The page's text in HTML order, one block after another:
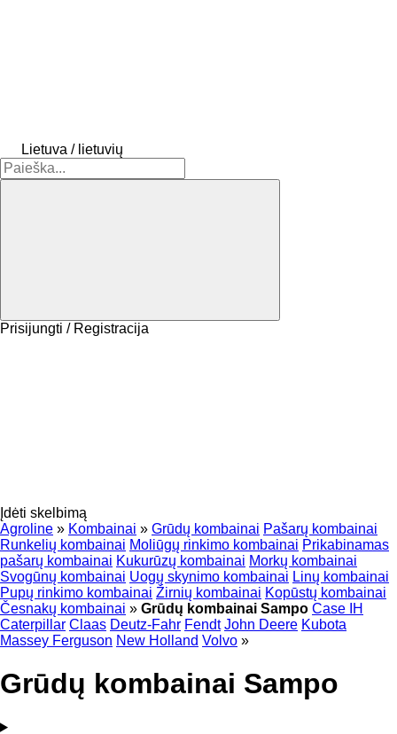
Lietuva / lietuvių
Prisijungti / Registracija
Įdėti skelbimą
Agroline » Kombainai » Grūdų kombainai Pašarų kombainai
Runkelių kombainai Moliūgų rinkimo kombainai Prikabinamas
pašarų kombainai Kukurūzų kombainai Morkų kombainai
Svogūnų kombainai Uogų skynimo kombainai Linų kombainai
Pupų rinkimo kombainai Žirnių kombainai Kopūstų kombainai
Česnakų kombainai » Grūdų kombainai Sampo Case IH
Caterpillar Claas Deutz-Fahr Fendt John Deere Kubota
Massey Ferguson New Holland Volvo »
Grūdų kombainai Sampo